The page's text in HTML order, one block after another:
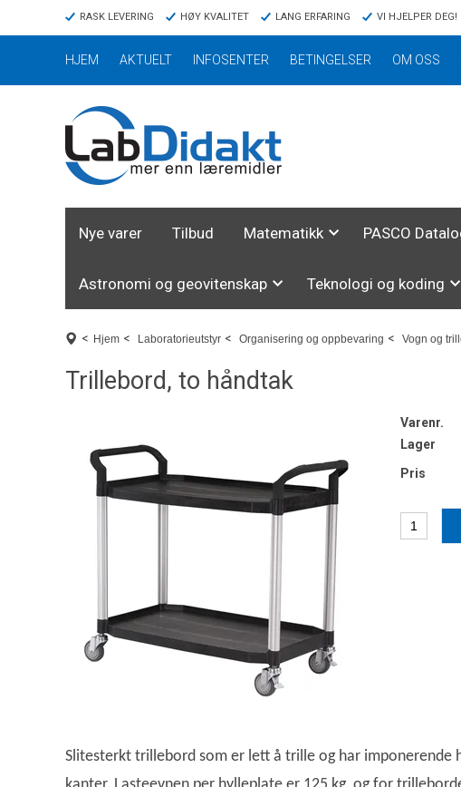
RASK LEVERING HØY KVALITET LANG ERFARING VI HJELPER DEG!
HJEM AKTUELT INFOSENTER BETINGELSER OM OSS
Nye varer Tilbud Matematikk PASCO
Astronomi og geovitenskap Teknologi og koding
< Hjem < Laboratorieutstyr < Organisering og oppbevaring < Vogn og
Trillebord, to håndtak
Varenr.
Lager
Pris
Slitesterkt trillebord som er lett å trille og har